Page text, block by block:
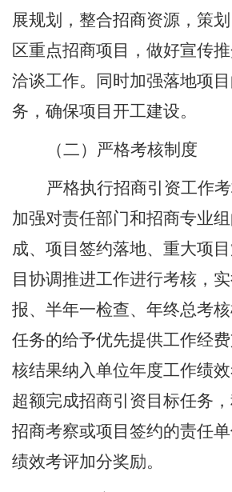
展规划，整合招商资源，策
区重点招商项目，做好宣传
洽谈工作。同时加强落地项
务，确保项目开工建设。
（二）严格考核制度
严格执行招商引资工作
加强对责任部门和招商专业
成、项目签约落地、重大项
目协调推进工作进行考核，
报、半年一检查、年终总考
任务的给予优先提供工作经
核结果纳入单位年度工作绩效
超额完成招商引资目标任务
招商考察或项目签约的责任
绩效考评加分奖励。